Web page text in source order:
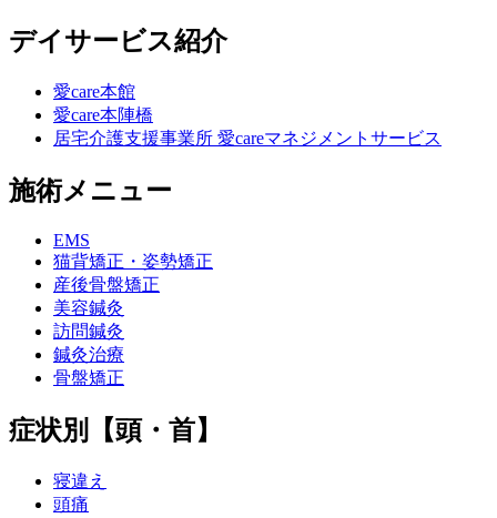
デイサービス紹介
愛care本館
愛care本陣橋
居宅介護支援事業所 愛careマネジメントサービス
施術メニュー
EMS
猫背矯正・姿勢矯正
産後骨盤矯正
美容鍼灸
訪問鍼灸
鍼灸治療
骨盤矯正
症状別【頭・首】
寝違え
頭痛